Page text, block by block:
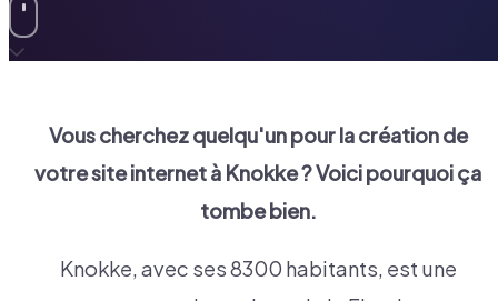
Vous cherchez quelqu'un pour la création de
votre site internet à Knokke? Voici pourquoi ça
tombe bien.
Knokke, avec ses 8300 habitants, est une